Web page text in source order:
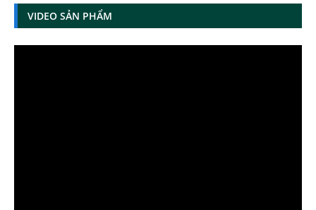
VIDEO SẢN PHẨM